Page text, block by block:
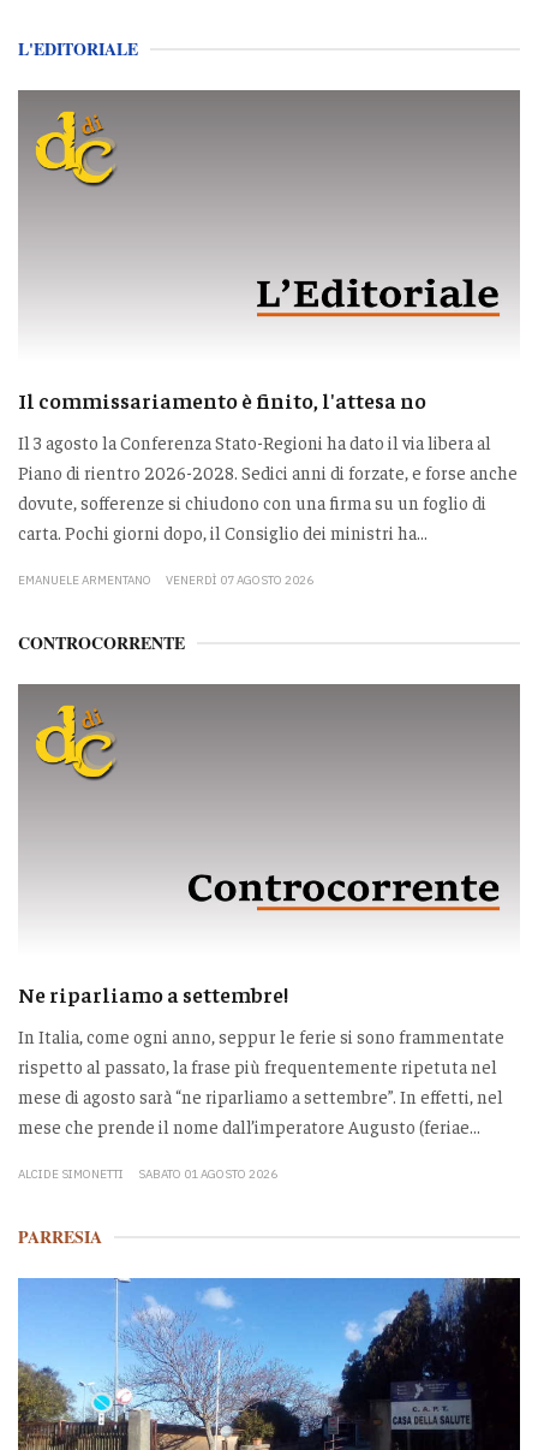
L'EDITORIALE
Il commissariamento è finito, l'attesa no
Il 3 agosto la Conferenza Stato-Regioni ha dato il via libera al
Piano di rientro 2026-2028. Sedici anni di forzate, e forse anche
dovute, sofferenze si chiudono con una firma su un foglio di
carta. Pochi giorni dopo, il Consiglio dei ministri ha...
EMANUELE ARMENTANO VENERDÌ 07 AGOSTO 2026
CONTROCORRENTE
Ne riparliamo a settembre!
In Italia, come ogni anno, seppur le ferie si sono frammentate
rispetto al passato, la frase più frequentemente ripetuta nel
mese di agosto sarà “ne riparliamo a settembre”. In effetti, nel
mese che prende il nome dall’imperatore Augusto (feriae...
ALCIDE SIMONETTI SABATO 01 AGOSTO 2026
PARRESIA